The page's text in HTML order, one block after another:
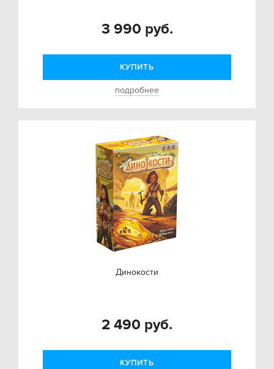
3 990 руб.
КУПИТЬ
подробнее
Динокости
2 490 руб.
КУПИТЬ